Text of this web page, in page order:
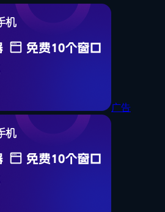
广告